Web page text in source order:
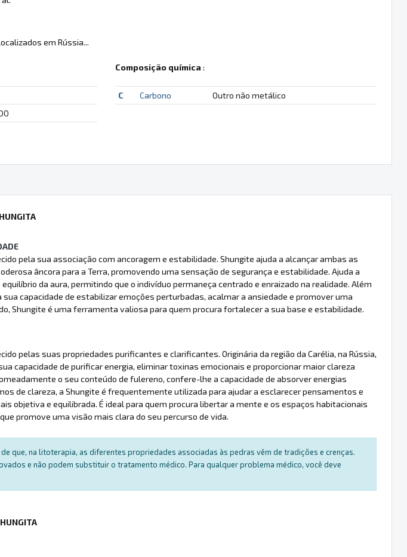
em Rússia...
Composição química :
C Carbono Outro não metálico
pela sua associação com ancoragem e estabilidade. Shungite ajuda a alcançar ambas as
âncora para a Terra, promovendo uma sensação de segurança e estabilidade. Ajuda a
da aura, permitindo que o indivíduo permaneça centrado e enraizado na realidade. Além
capacidade de estabilizar emoções perturbadas, acalmar a ansiedade e promover uma
Shungite é uma ferramenta valiosa para quem procura fortalecer a sua base e estabilidade.
pelas suas propriedades purificantes e clarificantes. Originária da região da Carélia, na Rússia,
capacidade de purificar energia, eliminar toxinas emocionais e proporcionar maior clareza
o seu conteúdo de fulereno, confere-lhe a capacidade de absorver energias
de clareza, a Shungite é frequentemente utilizada para ajudar a esclarecer pensamentos e
objetiva e equilibrada. É ideal para quem procura libertar a mente e os espaços habitacionais
promove uma visão mais clara do seu percurso de vida.
que, na litoterapia, as diferentes propriedades associadas às pedras vêm de tradições e crenças.
e não podem substituir o tratamento médico. Para qualquer problema médico, você deve